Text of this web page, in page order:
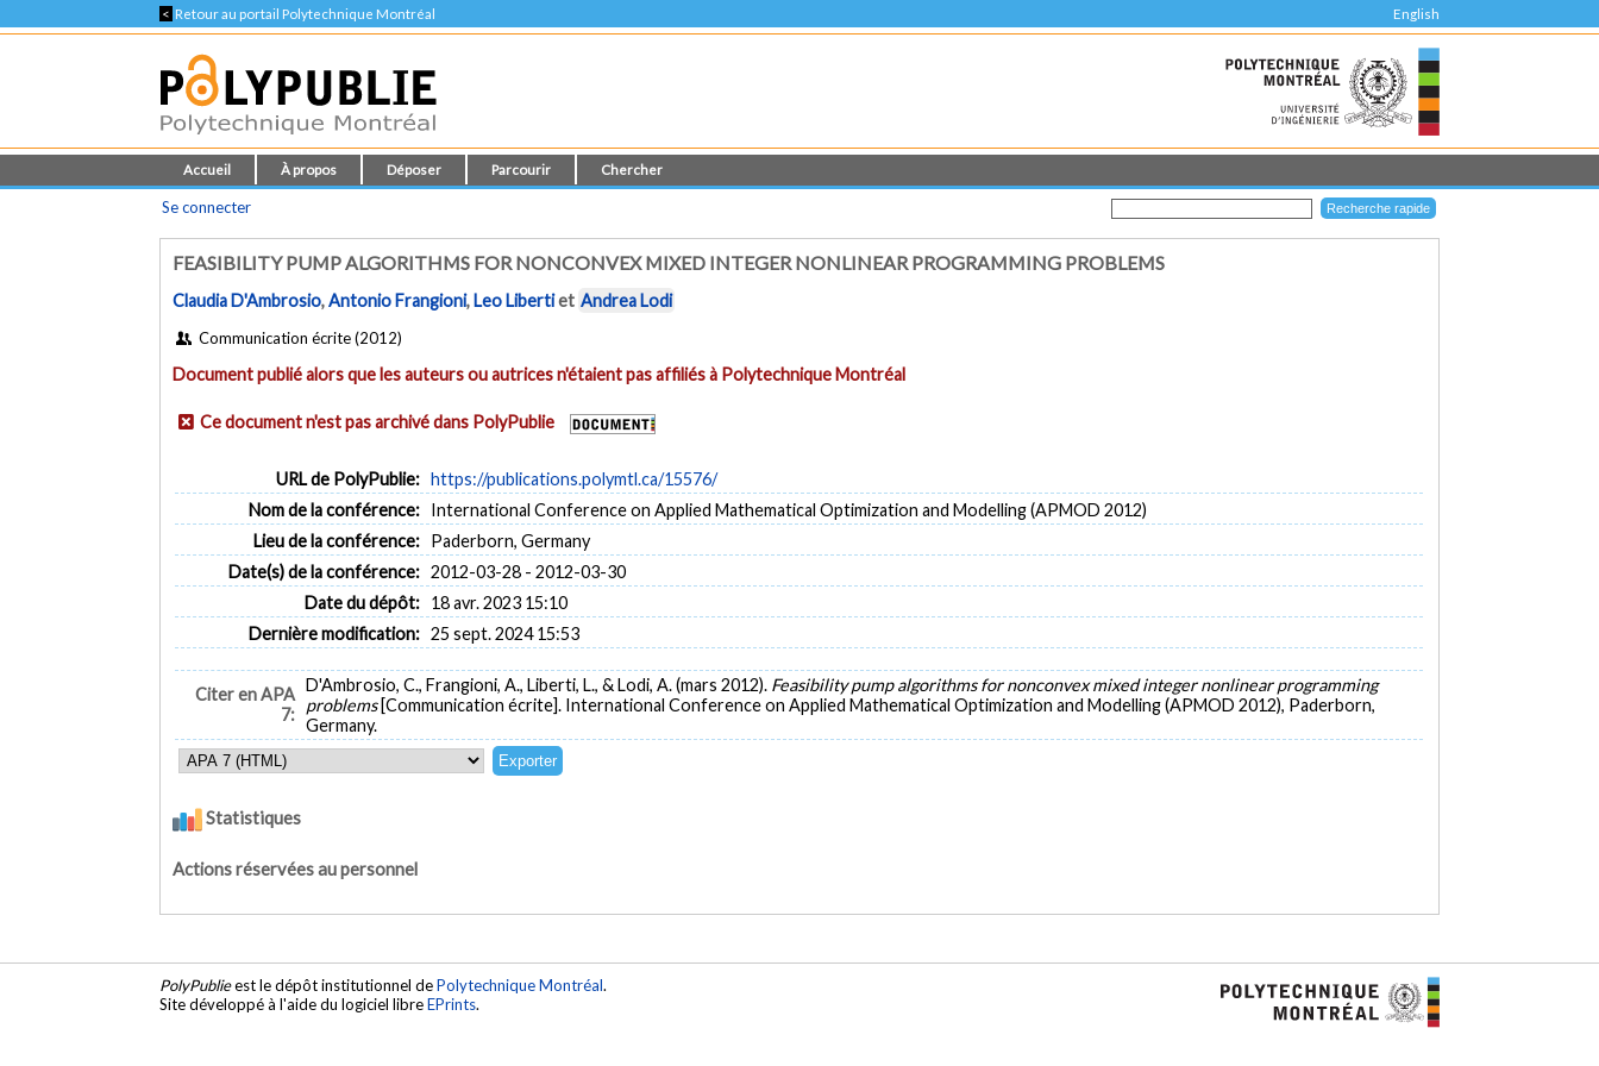
< Retour au portail Polytechnique Montréal English
Accueil À propos Déposer Parcourir Chercher
Se connecter
FEASIBILITY PUMP ALGORITHMS FOR NONCONVEX MIXED INTEGER NONLINEAR PROGRAMMING PROBLEMS
Claudia D'Ambrosio,Antonio Frangioni,Leo Libertiet Andrea Lodi
Communication écrite (2012)
Document publié alors que les auteurs ou autrices n'étaient pas affiliés à Polytechnique Montréal
Ce document n'est pas archivé dans PolyPublie
URL de PolyPublie: https://publications.polymtl.ca/15576/
Nom de la conférence: International Conference on Applied Mathematical Optimization and Modelling (APMOD 2012)
Lieu de la conférence: Paderborn, Germany
Date(s) de la conférence: 2012-03-28 - 2012-03-30
Date du dépôt: 18 avr. 2023 15:10
Dernière modification: 25 sept. 2024 15:53
Citer en APA
7:
D'Ambrosio, C., Frangioni, A., Liberti, L., & Lodi, A. (mars 2012). Feasibility pump algorithms for nonconvex mixed integer nonlinear programming
problems [Communication écrite]. International Conference on Applied Mathematical Optimization and Modelling (APMOD 2012), Paderborn,
Germany.
Statistiques
Actions réservées au personnel
PolyPublieest le dépôt institutionnel dePolytechnique Montréal.
Site développé à l'aide du logiciel libreEPrints.